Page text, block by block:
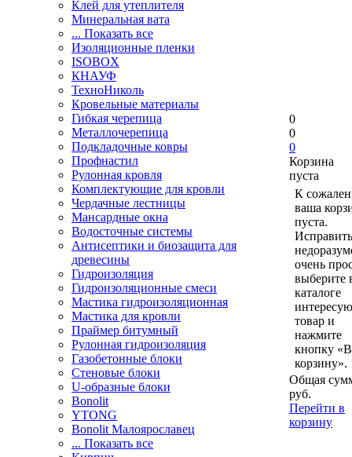
Клей для утеплителя
Минеральная вата
... Показать все
Изоляционные пленки
ISOBOX
КНАУФ
ТехноНиколь
Кровельные материалы
Гибкая черепица
Металлочерепица
Подкладочные ковры
Профнастил
Рулонная кровля
Комплектующие для кровли
Чердачные лестницы
Мансардные окна
Водосточные системы
Антисептики и биозащита для
древесины
Гидроизоляция
Гидроизоляционные смеси
Мастика гидроизоляционная
Мастика для кровли
Праймер битумный
Рулонная гидроизоляция
Газобетонные блоки
Стеновые блоки
U-образные блоки
Bonolit
YTONG
Bonolit Малоярославец
... Показать все
0
0
0
Корзина
пуста
К
ваша
пуста.
очень
выберите
каталоге
товар и
нажмите
кнопку «В
корзину».
Общая
руб.
Перейти в
корзину